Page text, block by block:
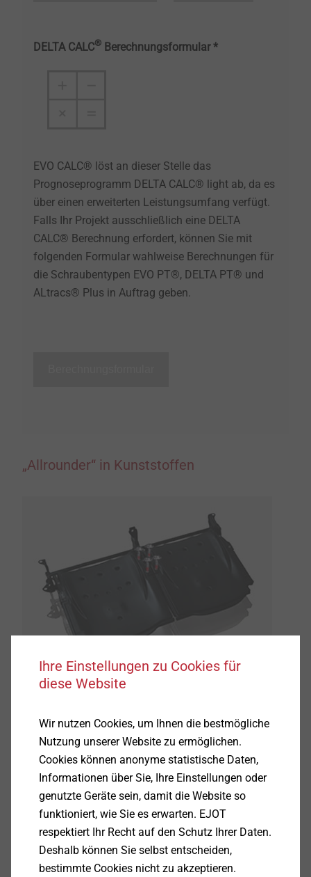
DELTA CALC® Berechnungsformular *
EVO CALC® löst an dieser Stelle das
Prognoseprogramm DELTA CALC® light ab, da es
über einen erweiterten Leistungsumfang verfügt.
Falls Ihr Projekt ausschließlich eine DELTA
CALC® Berechnung erfordert, können Sie mit
folgenden Formular wahlweise Berechnungen für
die Schraubentypen EVO PT®, DELTA PT® und
ALtracs® Plus in Auftrag geben.
„Allrounder“ in Kunststoffen
Die EJOT DELTA PT
Schraube ist ein spezielles
Verbindungselement für die sichere und problemlose
Direktverschraubung in thermoplastische Werkstoffe.
Als konsequente Weiterentwicklung der EJOT PT
sie das Resultat langjähriger Entwicklung und Praxis
in der Direktverschraubung auch von hoch
beanspruchten thermoplastischen
Konstruktionswerkstoffen. Der denkbare
Einsatzbereich erstreckt sich über sämtliche
Ihre Einstellungen zu Cookies für
diese Website
Wir nutzen Cookies, um Ihnen die bestmögliche
Nutzung unserer Website zu ermöglichen.
Cookies können anonyme statistische Daten,
Informationen über Sie, Ihre Einstellungen oder
genutzte Geräte sein, damit die Website so
funktioniert, wie Sie es erwarten. EJOT
respektiert Ihr Recht auf den Schutz Ihrer Daten.
Deshalb können Sie selbst entscheiden,
bestimmte Cookies nicht zu akzeptieren.